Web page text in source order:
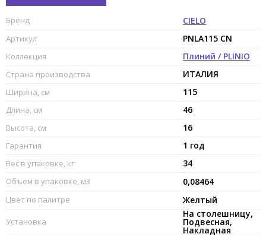
Бренд CIELO
Артикул PNLA115 CN
Коллекция Плиний / PLINIO
Страна производства ИТАЛИЯ
Ширина, см 115
Длина, см 46
Высота, см 16
Гарантия 1 год
Вес в упаковке, кг 34
Объем в упаковке, м3 0,08464
Цвет по палитре Желтый
Установка
На столешницу,
Подвесная,
Накладная